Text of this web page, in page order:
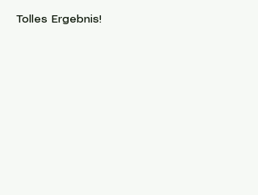
Tolles Ergebnis!